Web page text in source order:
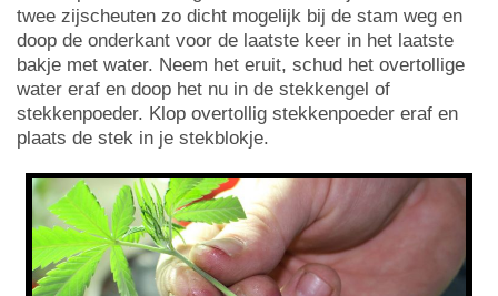
twee zijscheuten zo dicht mogelijk bij de stam weg en
doop de onderkant voor de laatste keer in het laatste
bakje met water. Neem het eruit, schud het overtollige
water eraf en doop het nu in de stekkengel of
stekkenpoeder. Klop overtollig stekkenpoeder eraf en
plaats de stek in je stekblokje.